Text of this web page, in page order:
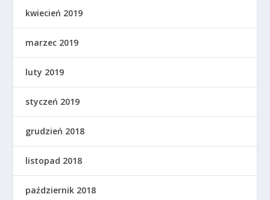
kwiecień 2019
marzec 2019
luty 2019
styczeń 2019
grudzień 2018
listopad 2018
październik 2018